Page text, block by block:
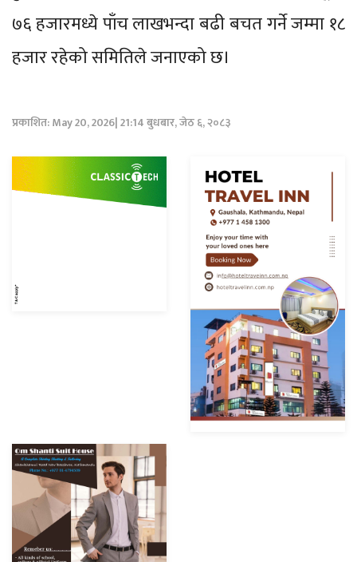
७६ हजारमध्ये पाँच लाखभन्दा बढी बचत गर्ने जम्मा १८
हजार रहेको समितिले जनाएको छ।
प्रकाशित: May 20, 2026| 21:14 बुधबार, जेठ ६, २०८३